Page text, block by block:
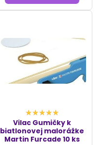
Vilac Gumičky k
biatlonovej malorážke
Martin Furcade 10 ks